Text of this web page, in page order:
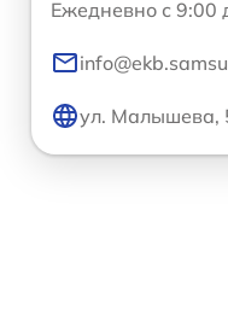
Ежедневно с 9:00
ул. Малышева,